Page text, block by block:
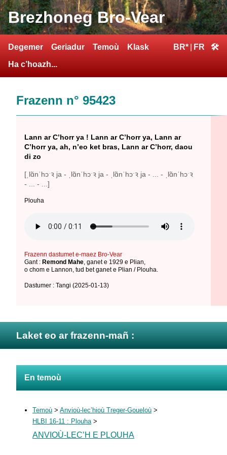
Brezhoneg Bro-Vear
Degemer Geriadur Temoù
Klask
Ha c’hoazh...
BR* FR 🛠
Frazenn n° 95423
Lann ar C’horr ya ! Lann ar C’horr ya, Lann ar
C’horr ya, ah, n’eo ket bras, Lann ar C’horr, daou
di zo
[ˌlɑ̃nˈhɔˑꝛ ja - ˌlɑ̃nˈhɔˑꝛ ja - ˌlɑ̃nˈhɔˑꝛ ja - ... - ˌlɑ̃nˈhɔˑꝛ
- ... - ...]
Plouha
Frazenn dastumet e-maez Bro-Vear
Gant : Remond Mahe ganet e 1929 e Plian
o chom e Lannon tud bet ganet e Plian / Plouha
Dastumer : Tangi (2025-01-13)
Laket eo ar frazenn-mañ :
En temoù
Temoù > Anvioù-lec’hioù Treger-Goueloù >
HLBI 16-11 : Plouha>
ANVIOÙ-LEC’H E PLOUHA